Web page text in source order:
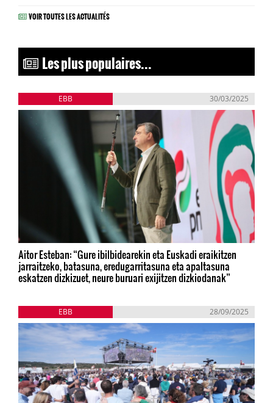
VOIR TOUTES LES ACTUALITÉS
Les plus populaires...
EBB 30/03/2025
Aitor Esteban: “Gure ibilbidearekin eta Euskadi eraikitzen
jarraitzeko, batasuna, eredugarritasuna eta apaltasuna
eskatzen dizkizuet, neure buruari exijitzen dizkiodanak”
EBB 28/09/2025